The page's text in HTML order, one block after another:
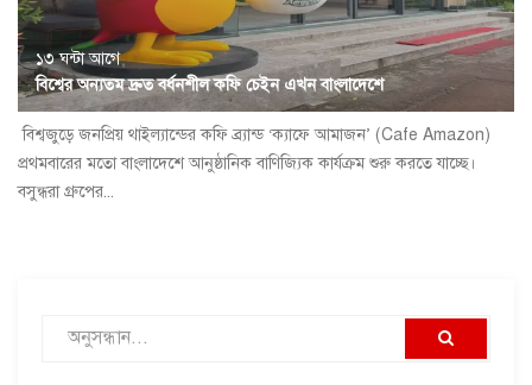
১৩ ঘন্টা আগে
বিশ্বের অন্যতম দ্রুত বর্ধনশীল কফি চেইন এখন বাংলাদেশে
বিশ্বজুড়ে জনপ্রিয় থাইল্যান্ডের কফি ব্র্যান্ড ‘ক্যাফে আমাজন’ (Cafe Amazon)
প্রথমবারের মতো বাংলাদেশে আনুষ্ঠানিক বাণিজ্যিক কার্যক্রম শুরু করতে যাচ্ছে।
বসুন্ধরা গ্রুপের...